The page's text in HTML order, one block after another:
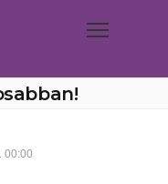
00:00